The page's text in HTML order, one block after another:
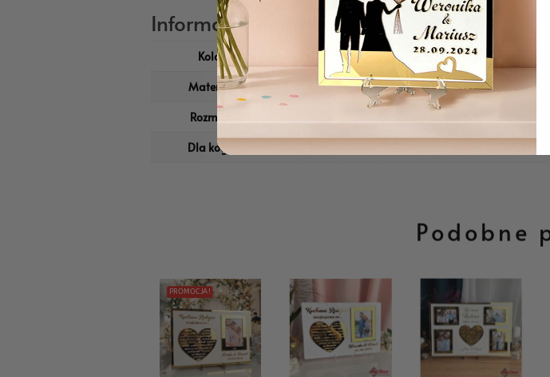
Informacje dodatkowe
Kolor
Materiał
Drewno
Rozmiar
Dla kogo
Dla Matki Chrzestnej, Dla Ojca Chrzestnego, Inna
Podobne
PROMOCJA!